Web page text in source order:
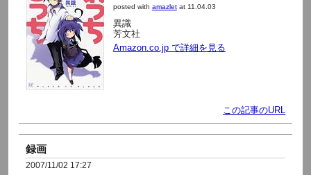
posted with amazletat 11.04.03
異識
芳文社
Amazon.co.jp で詳細を見る
この記事のURL
録画
2007/11/02 17:27